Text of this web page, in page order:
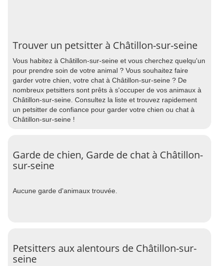
Trouver un petsitter à Châtillon-sur-seine
Vous habitez à Châtillon-sur-seine et vous cherchez quelqu'un
pour prendre soin de votre animal ? Vous souhaitez faire
garder votre chien, votre chat à Châtillon-sur-seine ? De
nombreux petsitters sont prêts à s'occuper de vos animaux à
Châtillon-sur-seine. Consultez la liste et trouvez rapidement
un petsitter de confiance pour garder votre chien ou chat à
Châtillon-sur-seine !
Garde de chien, Garde de chat à Châtillon-
sur-seine
Aucune garde d'animaux trouvée.
Petsitters aux alentours de Châtillon-sur-
seine